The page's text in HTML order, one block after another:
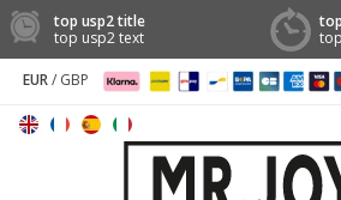
top usp2 title
top usp2 text
EUR/ GBP